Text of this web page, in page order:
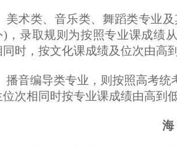
美术类、音乐类、舞蹈类专业
)，录取规则为按照专业课成绩
同时，按文化课成绩及位次由高
播音编导类专业，则按照高考
位次相同时按专业课成绩由高到
海